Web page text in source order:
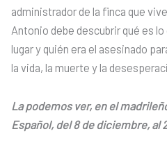
administrador de la finca que
Antonio debe descubrir qué es
lugar y quién era el asesinado
la vida, la muerte y la
La podemos ver, en el
Español, del 8 de diciembre, al